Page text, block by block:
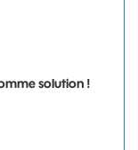
solution !